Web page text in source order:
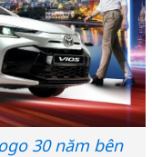
30 năm bên